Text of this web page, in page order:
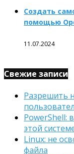
Создать
помощью
11.07.2024
Свежие записи
Разрешить
PowerShell:
этой
Linux: не
файла